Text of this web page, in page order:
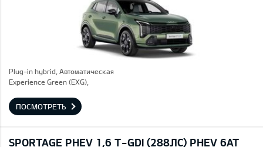
Plug-in hybrid, Автоматическая
Experience Green (EXG),
ПОСМОТРЕТЬ
SPORTAGE PHEV 1,6 T-GDI (288ЛС) PHEV 6AT